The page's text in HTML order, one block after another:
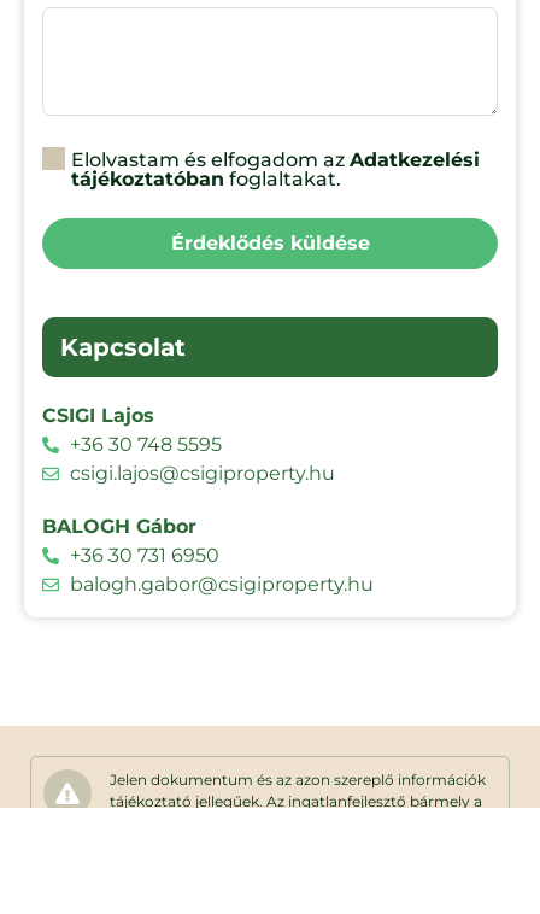
Elolvastam és elfogadom az Adatkezelési
tájékoztatóban foglaltakat.
Érdeklődés küldése
Kapcsolat
CSIGI Lajos
+36 30 748 5595
csigi.lajos@csigiproperty.hu
BALOGH Gábor
+36 30 731 6950
balogh.gabor@csigiproperty.hu
Jelen dokumentum és az azon szereplő információk
tájékoztató jellegűek. Az ingatlanfejlesztő bármely a